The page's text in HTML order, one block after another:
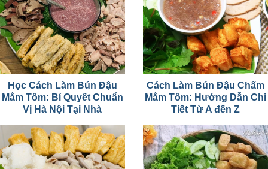
Học Cách Làm Bún Đậu
Mắm Tôm: Bí Quyết Chuẩn
Vị Hà Nội Tại Nhà
Cách Làm Bún Đậu Chấm
Mắm Tôm: Hướng Dẫn Chi
Tiết Từ A đến Z